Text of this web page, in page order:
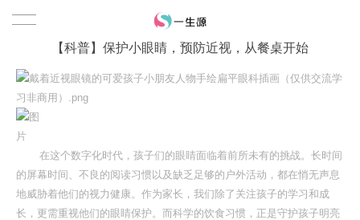
【科普】保护小眼睛，预防近视，从餐桌开始
在这个数字化时代，孩子们的眼睛面临着前所未有的挑战。长时间
的屏幕时间、不良的阅读习惯以及缺乏足够的户外活动，都在悄无声息
地威胁着他们的视力健康。作为家长，我们除了关注孩子的学习和成
长，更需重视他们的眼睛保护。而科学的饮食习惯，正是守护孩子明亮